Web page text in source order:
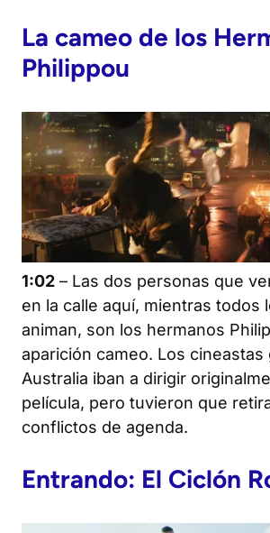
La cameo de los
Philippou
1:02 – Las dos personas que
en la calle aquí, mientras todos
animan, son los hermanos
aparición cameo. Los cineastas
Australia iban a dirigir
película, pero tuvieron que
conflictos de agenda.
Entrando: El Ciclón